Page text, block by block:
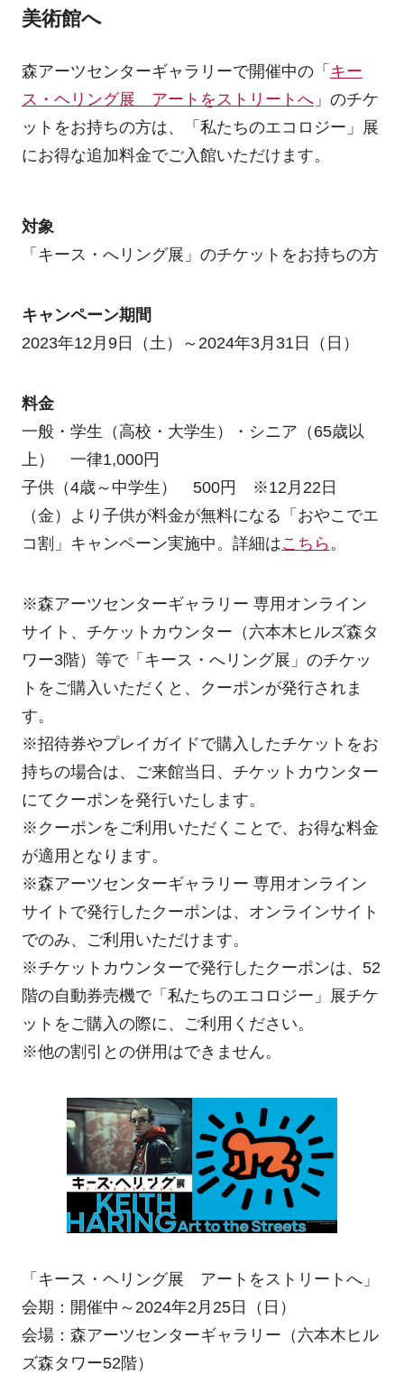
美術館へ
森アーツセンターギャラリーで開催中の「 キー
ス・ヘリング展 アートをストリートへ」のチケ
ットをお持ちの方は、「私たちのエコロジー」展
にお得な追加料金でご入館いただけます。
対象
「キース・へリング展」のチケットをお持ちの方
キャンペーン期間
2023年12月9日（土）～2024年3月31日（日）
料金
一般・学生（高校・大学生）・シニア（65歳以
上） 一律1,000円
子供（4歳～中学生） 500円 ※12月22日
（金）より子供が料金が無料になる「おやこでエ
コ割」キャンペーン実施中。詳細はこちら 。
※森アーツセンターギャラリー 専用オンライン
サイト、チケットカウンター（六本木ヒルズ森タ
ワー3階）等で「キース・へリング展」のチケッ
トをご購入いただくと、クーポンが発行されま
す。
※招待券やプレイガイドで購入したチケットをお
持ちの場合は、ご来館当日、チケットカウンター
にてクーポンを発行いたします。
※クーポンをご利用いただくことで、お得な料金
が適用となります。
※森アーツセンターギャラリー 専用オンライン
サイトで発行したクーポンは、オンラインサイト
でのみ、ご利用いただけます。
※チケットカウンターで発行したクーポンは、52
階の自動券売機で「私たちのエコロジー」展チケ
ットをご購入の際に、ご利用ください。
※他の割引との併用はできません。
「キース・ヘリング展 アートをストリートへ」
会期：開催中～2024年2月25日（日）
会場：森アーツセンターギャラリー（六本木ヒル
ズ森タワー52階）